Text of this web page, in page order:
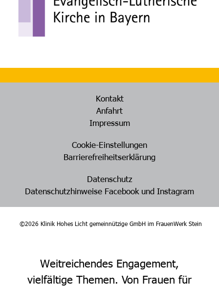
Kontakt
Anfahrt
Impressum
Cookie-Einstellungen
Barrierefreiheitserklärung
Datenschutz
Datenschutzhinweise Facebook und Instagram
©2026 Klinik Hohes Licht gemeinnützige GmbH im FrauenWerk Stein
Weitreichendes Engagement,
vielfältige Themen. Von Frauen für